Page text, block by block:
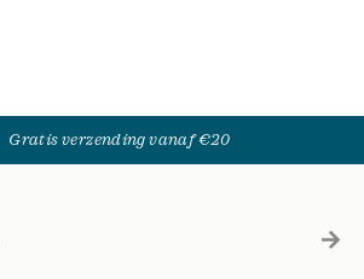
Gratis verzending vanaf €20